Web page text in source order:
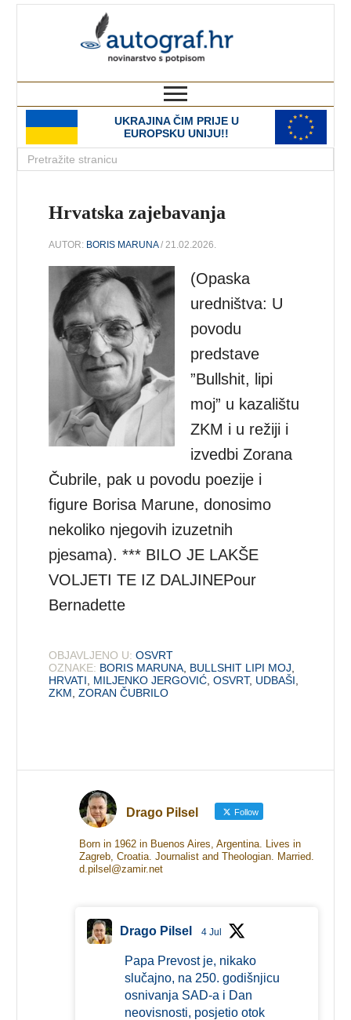
UKRAJINA ČIM PRIJE U
EUROPSKU UNIJU!!
Hrvatska zajebavanja
AUTOR: BORIS MARUNA/ 21.02.2026.
(Opaska
uredništva: U
povodu
predstave
”Bullshit, lipi
moj” u kazalištu
ZKM i u režiji i
izvedbi Zorana
Čubrile, pak u povodu poezije i
figure Borisa Marune, donosimo
nekoliko njegovih izuzetnih
pjesama). *** BILO JE LAKŠE
VOLJETI TE IZ DALJINEPour
Bernadette
OBJAVLJENO U: OSVRT
OZNAKE: BORIS MARUNA BULLSHIT LIPI MOJ
HRVATI
MILJENKO JERGOVIĆ ,OSVRT, UDBAŠI
ZKM ,ZORAN ČUBRILO
Drago Pilsel Follow
Born in 1962 in Buenos Aires, Argentina. Lives in
Zagreb, Croatia. Journalist and Theologian. Married.
d.pilsel@zamir.net
Drago Pilsel 4 Jul
Papa Prevost je, nikako
slučajno, na 250. godišnjicu
osnivanja SAD-a i Dan
neovisnosti, posjetio otok